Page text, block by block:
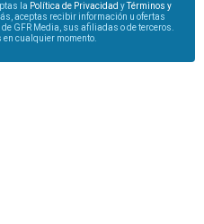
la Política de Privacidad yTérminos y
aceptas recibir información u ofertas
GFR Media, sus afiliadas o de terceros.
cualquier momento.